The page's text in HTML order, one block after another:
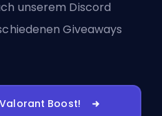
unserem Discord
Giveaways
Boost!